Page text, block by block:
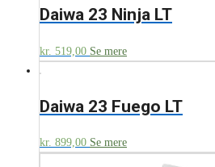
Daiwa 23 Ninja LT
kr. 519,00 Se mere
Daiwa 23 Fuego LT
kr. 899,00 Se mere